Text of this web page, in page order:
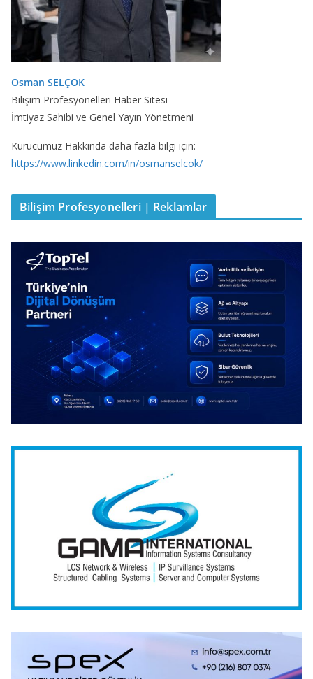
Osman SELÇOK
Bilişim Profesyonelleri Haber Sitesi
İmtiyaz Sahibi ve Genel Yayın Yönetmeni
Kurucumuz Hakkında daha fazla bilgi için:
https://www.linkedin.com/in/osmanselcok/
Bilişim Profesyonelleri | Reklamlar